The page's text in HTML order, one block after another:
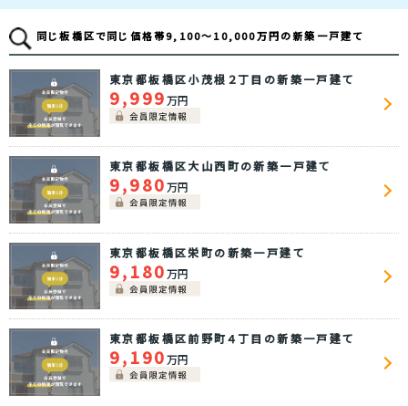
同じ板橋区で同じ価格帯9,100～10,000万円の新築一戸建て
東京都板橋区小茂根２丁目の新築一戸建て
9,999万円
東京都板橋区大山西町の新築一戸建て
9,980万円
東京都板橋区栄町の新築一戸建て
9,180万円
東京都板橋区前野町４丁目の新築一戸建て
9,190万円